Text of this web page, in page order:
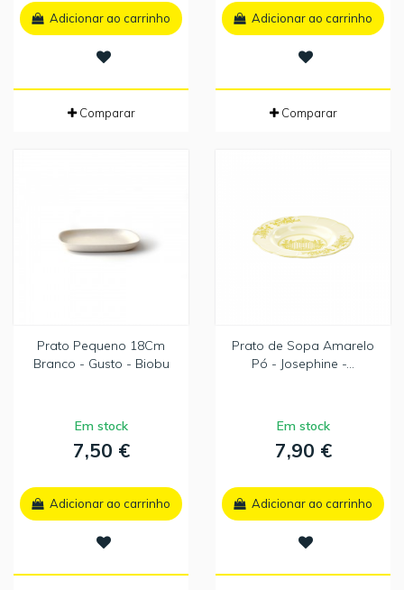
Adicionar ao carrinho
Comparar
Adicionar ao carrinho
Comparar
Prato Pequeno 18Cm
Branco - Gusto - Biobu
Em stock
7,50 €
Adicionar ao carrinho
Prato de Sopa Amarelo
Pó - Josephine -...
Em stock
7,90 €
Adicionar ao carrinho